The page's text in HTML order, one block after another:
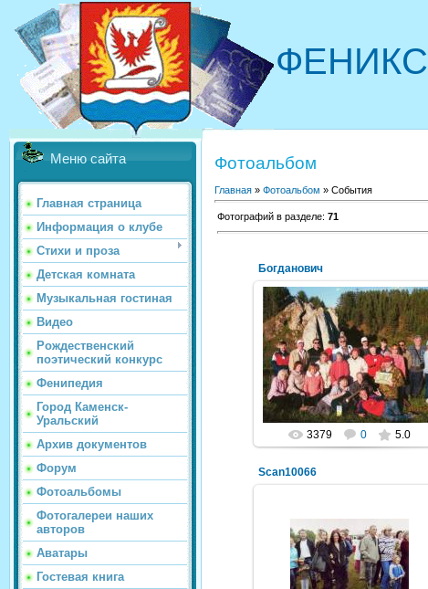
ФЕНИКС
Меню сайта
Главная страница
Информация о клубе
Стихи и проза
Детская комната
Музыкальная гостиная
Видео
Рождественский
поэтический конкурс
Фенипедия
Город Каменск-
Уральский
Архив документов
Форум
Фотоальбомы
Фотогалереи наших
авторов
Аватары
Гостевая книга
Фотоальбом
Главная » Фотоальбом » События
Фотографий в разделе: 71
Богданович
29.03.2016
NeXaker
3379 0 5.0
Scan10066
31.08.2011
NeXaker